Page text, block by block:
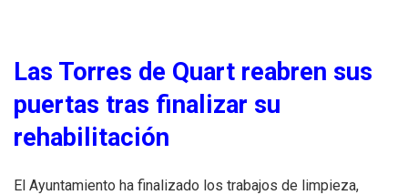
Las Torres de Quart reabren sus
puertas tras finalizar su
rehabilitación
El Ayuntamiento ha finalizado los trabajos de limpieza,